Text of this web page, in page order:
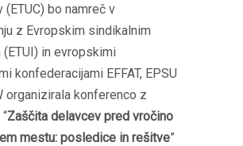
(ETUC) bo namreč v
z Evropskim sindikalnim
in evropskimi
konfederacijami EFFAT, EPSU
organizirala konferenco z
Zaščita delavcev pred vročino
mestu: posledice in rešitve”